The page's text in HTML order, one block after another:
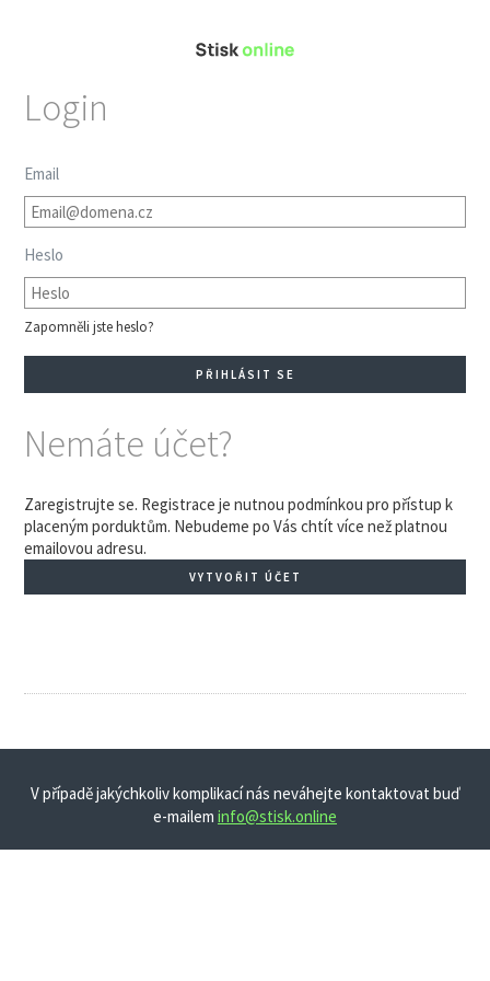
Login
Email
Heslo
Zapomněli jste heslo?
Nemáte účet?
Zaregistrujte se. Registrace je nutnou podmínkou pro přístup k
placeným porduktům. Nebudeme po Vás chtít více než platnou
emailovou adresu.
VYTVOŘIT ÚČET
V případě jakýchkoliv komplikací nás neváhejte kontaktovat buď
e-mailem info@stisk.online